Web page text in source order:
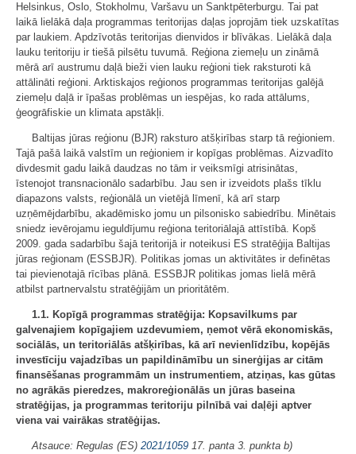
Helsinkus, Oslo, Stokholmu, Varšavu un Sanktpēterburgu. Tai pat
laikā lielākā daļa programmas teritorijas daļas joprojām tiek uzskatītas
par laukiem. Apdzīvotās teritorijas dienvidos ir blīvākas. Lielākā daļa
lauku teritoriju ir tiešā pilsētu tuvumā. Reģiona ziemeļu un zināmā
mērā arī austrumu daļā bieži vien lauku reģioni tiek raksturoti kā
attālināti reģioni. Arktiskajos reģionos programmas teritorijas galējā
ziemeļu daļā ir īpašas problēmas un iespējas, ko rada attālums,
ģeogrāfiskie un klimata apstākļi.
Baltijas jūras reģionu (BJR) raksturo atšķirības starp tā reģioniem.
Tajā pašā laikā valstīm un reģioniem ir kopīgas problēmas. Aizvadīto
divdesmit gadu laikā daudzas no tām ir veiksmīgi atrisinātas,
īstenojot transnacionālo sadarbību. Jau sen ir izveidots plašs tīklu
diapazons valsts, reģionālā un vietējā līmenī, kā arī starp
uzņēmējdarbību, akadēmisko jomu un pilsonisko sabiedrību. Minētais
sniedz ievērojamu ieguldījumu reģiona teritoriālajā attīstībā. Kopš
2009. gada sadarbību šajā teritorijā ir noteikusi ES stratēģija Baltijas
jūras reģionam (ESSBJR). Politikas jomas un aktivitātes ir definētas
tai pievienotajā rīcības plānā. ESSBJR politikas jomas lielā mērā
atbilst partnervalstu stratēģijām un prioritātēm.
1.1. Kopīgā programmas stratēģija: Kopsavilkums par
galvenajiem kopīgajiem uzdevumiem, ņemot vērā ekonomiskās,
sociālās, un teritoriālās atšķirības, kā arī nevienlīdzību, kopējās
investīciju vajadzības un papildināmību un sinerģijas ar citām
finansēšanas programmām un instrumentiem, atziņas, kas gūtas
no agrākās pieredzes, makroreģionālās un jūras baseina
stratēģijas, ja programmas teritoriju pilnībā vai daļēji aptver
viena vai vairākas stratēģijas.
Atsauce: Regulas (ES) 2021/1059 17. panta 3. punkta b)